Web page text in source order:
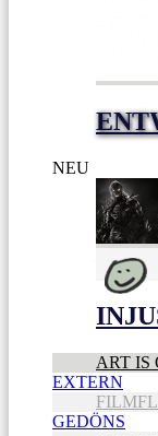
NEU
ART IS
EXTERN
GEDÖNS